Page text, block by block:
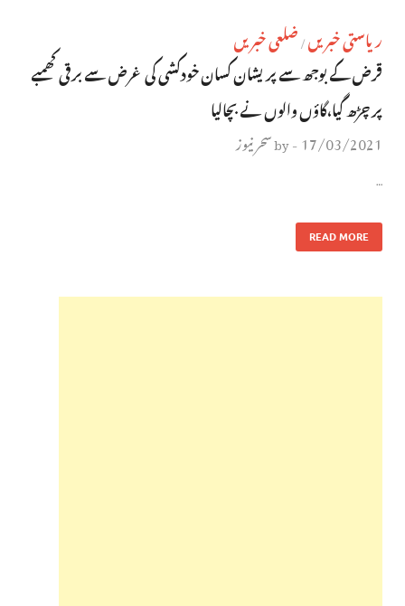
ریاستی خبریں / ضلعی خبریں
قرض کے بوجھ سے پریشان کسان خودکشی کی غرض سے برقی کھمبے
پر چڑھ گیا،گاؤں والوں نے بچالیا
17/03/2021
-
byسحر نیوز
…
READ MORE